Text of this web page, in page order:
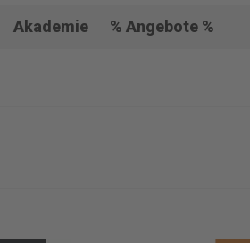
Akademie % Angebote %